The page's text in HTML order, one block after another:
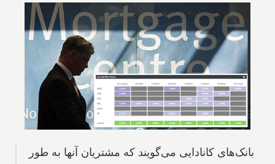
بانک‌های کانادایی می‌گویند که مشتریان آنها به طور